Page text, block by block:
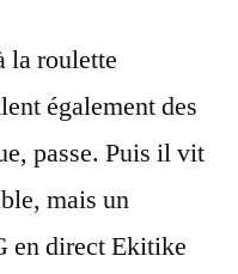
la roulette
également des
passe. Puis il vit
mais un
en direct Ekitike